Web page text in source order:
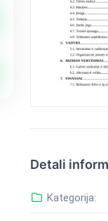
Detali
Kategorija: